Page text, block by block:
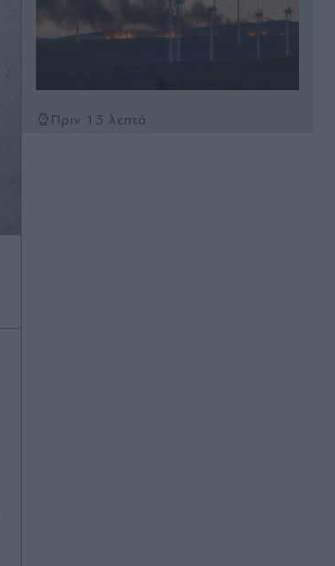
Πριν 13 λεπτά